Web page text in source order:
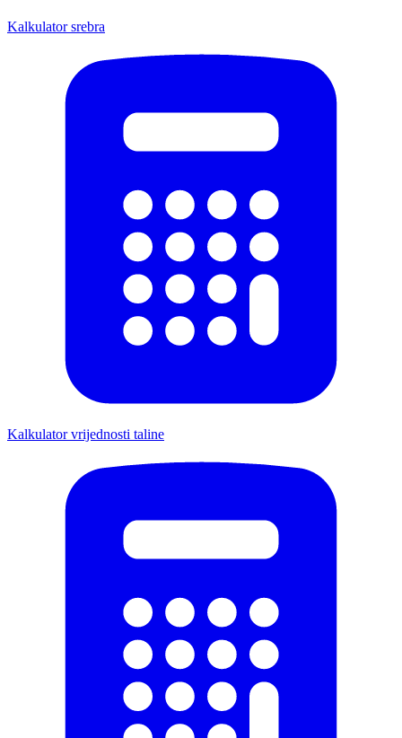
Kalkulator srebra
Kalkulator vrijednosti taline